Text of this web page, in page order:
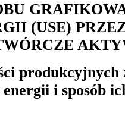
(USE)
i sposób